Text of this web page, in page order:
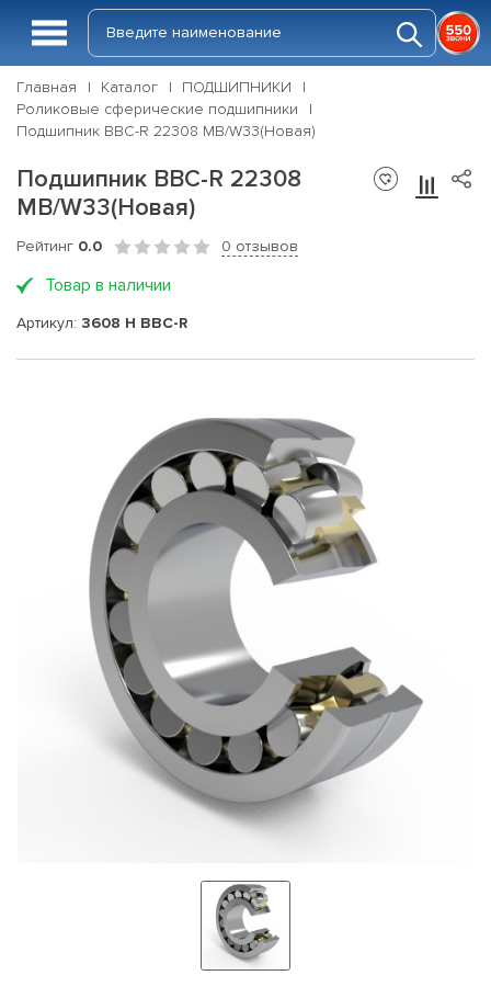
Главная Каталог
ПОДШИПНИКИ
Роликовые сферические подшипники
Подшипник BBC-R 22308 MB/W33(Новая)
Подшипник BBC-R 22308
MB/W33(Новая)
Рейтинг 0.0 0 отзывов
Товар в наличии
Артикул: 3608 Н BBC-R